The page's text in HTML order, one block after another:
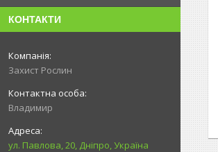
КОНТАКТИ
Захист Рослин
Владимир
ул. Павлова, 20, Дніпро, Україна